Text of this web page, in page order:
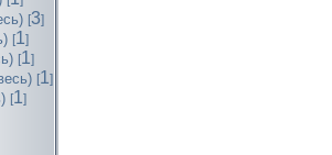
[3]
[1]
[1]
[1]
[1]